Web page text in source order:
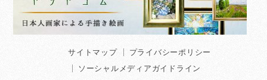
サイトマップ
プライバシーポリシー
ソーシャルメディアガイドライン